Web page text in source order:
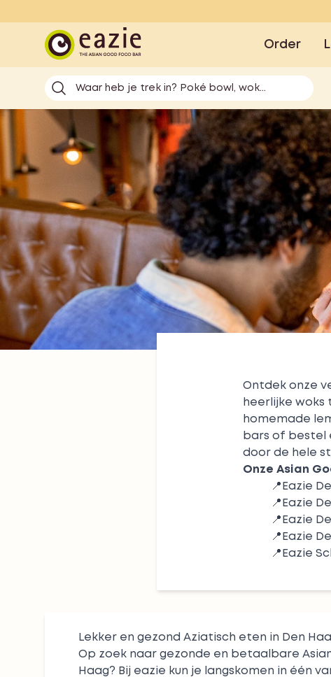
Eazie
Order
Waar heb je trek in? Poké bowl, wok...
Ontdek onze
heerlijke woks
homemade
bars of bestel
door de hele
Onze Asian
📍 Eazie
📍 Eazie
📍 Eazie
📍 Eazie
📍 Eazie
Lekker en gezond Aziatisch eten in Den
Op zoek naar gezonde en betaalbare
Haag? Bij eazie kun je langskomen in één